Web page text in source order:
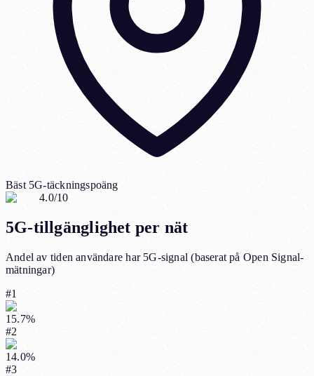
Bäst 5G-täckningspoäng
4.0/10
5G-tillgänglighet per nät
Andel av tiden användare har 5G-signal (baserat på Open Signal-
mätningar)
#1
15.7%
#2
14.0%
#3